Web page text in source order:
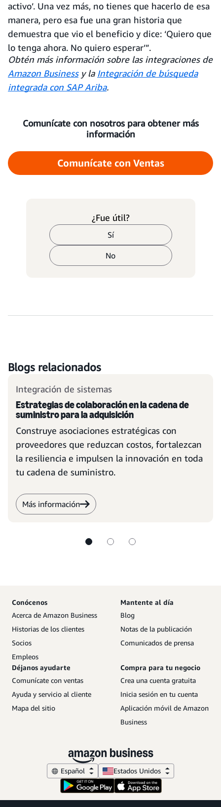
activo’. Una vez más, no tienes que hacerlo de esa
manera, pero esa fue una gran historia que
demuestra que vio el beneficio y dice: ‘Quiero que
lo tenga ahora. No quiero esperar’”.
Obtén más información sobre las integraciones de
Amazon Businessy la Integración de búsqueda
integrada con SAP Ariba.
Comunícate con nosotros para obtener más
información
Comunícate con Ventas
¿Fue útil?
Sí
No
Blogs relacionados
Integración de sistemas
Estrategias de colaboración en la cadena de
suministro para la adquisición
Construye asociaciones estratégicas con
proveedores que reduzcan costos, fortalezcan
la resiliencia e impulsen la innovación en toda
tu cadena de suministro.
Más información
Conócenos
Acerca de Amazon Business
Historias de los clientes
Socios
Empleos
Mantente al día
Blog
Notas de la publicación
Comunicados de prensa
Déjanos ayudarte
Comunícate con ventas
Ayuda y servicio al cliente
Mapa del sitio
Compra para tu negocio
Crea una cuenta gratuita
Inicia sesión en tu cuenta
Aplicación móvil de Amazon
Business
Español Estados Unidos